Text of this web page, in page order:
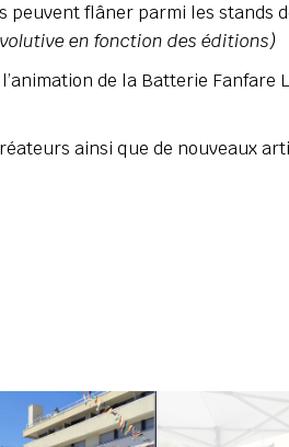
flâner parmi les stands
en fonction des éditions)
de la Batterie Fanfare
ainsi que de nouveaux